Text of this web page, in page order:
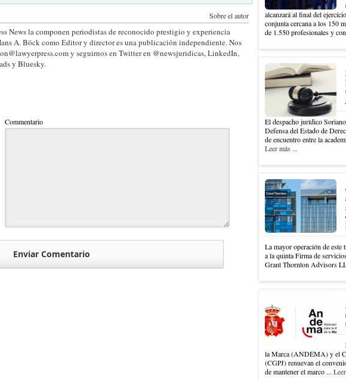
Sobre el autor
News la componen periodistas de reconocido prestigio y experiencia
A. Böck como Editor y director es una publicación independiente. Nos
y seguirnos en Twitter en @newsjuridicas, LinkedIn,
y Bluesky.
Commentario
alcanzará al final del
conjunta cercana a los 150
de 1.550 profesionales y
El despacho jurídico
Defensa del Estado de
de encuentro entre la
Leer más ...
La mayor operación de este
a la quinta Firma de
Grant Thornton Advisors
la Marca (ANDEMA) y el
(CGPJ) renuevan el
de mantener el marco ...